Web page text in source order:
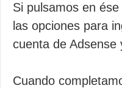
Si pulsamos en
las opciones para
cuenta de Adsense
Cuando